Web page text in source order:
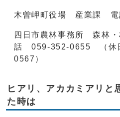
木曽岬町役場 産業課
四日市農林事務所 森林
話 059-352-0655 （休
0567）
ヒアリ、アカカミアリと
た時は